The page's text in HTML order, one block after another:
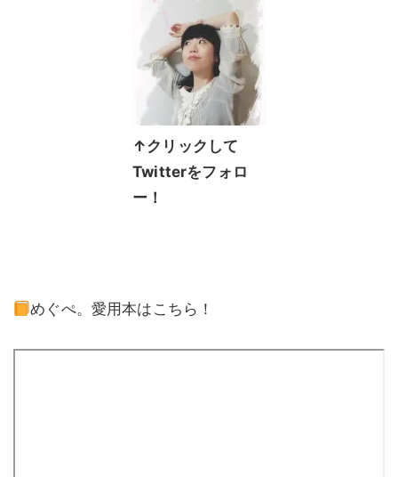
↑クリックして
Twitterをフォロ
ー！
めぐぺ。愛用本はこちら！